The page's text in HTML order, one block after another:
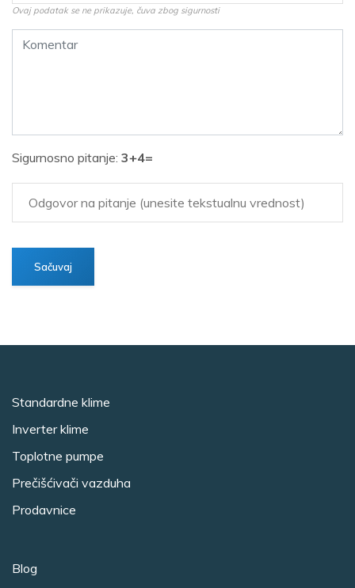
Ovaj podatak se ne prikazuje, čuva zbog sigurnosti
Sigurnosno pitanje: 3+4=
Standardne klime
Inverter klime
Toplotne pumpe
Prečišćivači vazduha
Prodavnice
Blog